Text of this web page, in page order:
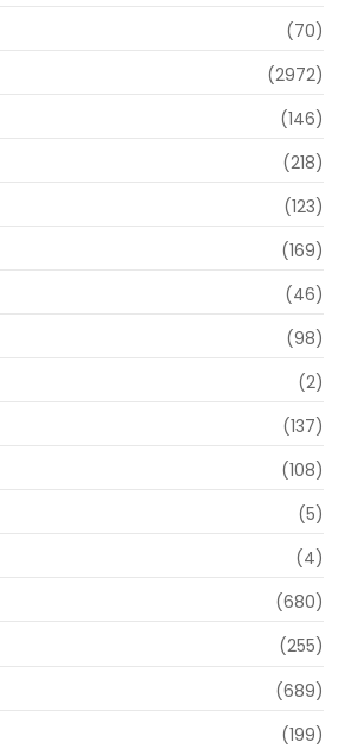
(70)
(2972)
(146)
(218)
(123)
(169)
(46)
(98)
(2)
(137)
(108)
(5)
(4)
(680)
(255)
(689)
(199)